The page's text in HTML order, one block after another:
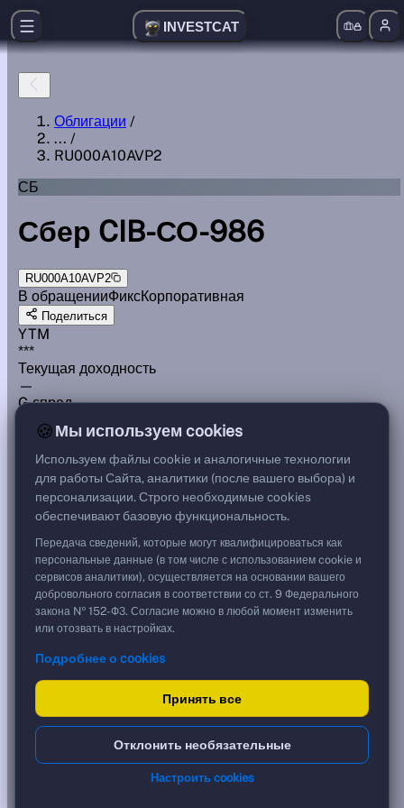
INVESTCAT
Облигации /
... /
RU000A10AVP2
СБ
Сбер CIB-СО-986
RU000A10AVP2
В обращенииФиксКорпоративная
Поделиться
YTM
***
Текущая доходность
—
G спред
Цена
92,50 %
925,00 ₽
Срок, лет
1,22
Дюрация, лет
1,23
Рейтинг
Тип
Корпоративная
Фикс
Доходность и цена
YTM эффективная
28.10.2027
🍪Мы используем cookies
Используем файлы cookie и аналогичные технологии
для работы Сайта, аналитики (после вашего выбора) и
персонализации. Строго необходимые cookies
обеспечивают базовую функциональность.
Передача сведений, которые могут квалифицироваться как
персональные данные (в том числе с использованием cookie и
сервисов аналитики), осуществляется на основании вашего
добровольного согласия в соответствии со ст. 9 Федерального
закона № 152-ФЗ. Согласие можно в любой момент изменить
или отозвать в настройках.
Подробнее о cookies
Принять все
Отклонить необязательные
Настроить cookies